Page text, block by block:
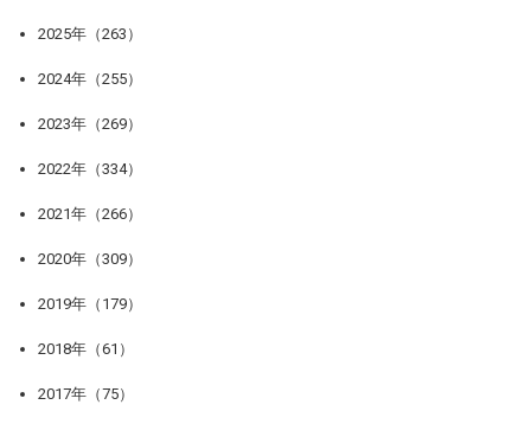
2025年（263）
2024年（255）
2023年（269）
2022年（334）
2021年（266）
2020年（309）
2019年（179）
2018年（61）
2017年（75）